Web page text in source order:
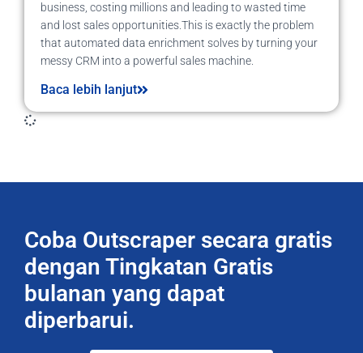
business, costing millions and leading to wasted time
and lost sales opportunities.This is exactly the problem
that automated data enrichment solves by turning your
messy CRM into a powerful sales machine.
Baca lebih lanjut
Coba Outscraper secara gratis
dengan Tingkatan Gratis
bulanan yang dapat
diperbarui.